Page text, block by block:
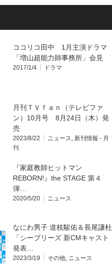
ココリコ田中 1月主演ドラマ
「増山超能力師事務所」会見
2017/1/4 ドラマ
月刊ＴＶｆａｎ（テレビファ
ン）10月号 8月24日（木）発
売
2023/8/22 ニュース, 新刊情報 - 月
刊
『家庭教師ヒットマン
REBORN!』the STAGE 第４
弾…
2020/5/20 ニュース
なにわ男子 道枝駿佑＆長尾謙杜
「シーブリーズ 新CMキャスト
発表…
2023/3/19 その他, ニュース